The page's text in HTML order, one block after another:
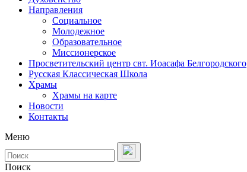
Направления
Социальное
Молодежное
Образовательное
Миссионерское
Просветительский центр свт. Иоасафа Белгородского
Русская Классическая Школа
Храмы
Храмы на карте
Новости
Контакты
Меню
Поиск